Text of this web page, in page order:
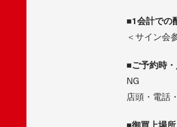
■1会計での
＜サイン会
■ご予約時
NG
店頭・電話